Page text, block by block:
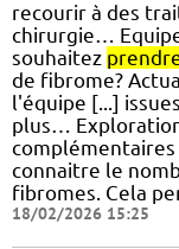
recourir à des
chirurgie…
souhaitez
de fibrome?
l'équipe [...]
plus…
complémentaires
connaitre le
fibromes. Cela
18/02/2026 15:25